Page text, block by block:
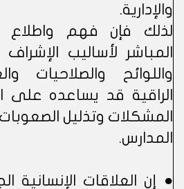
والإدارية.
لذلك فإن فهم واطلاع
المباشر لأساليب
واللوائح والصلاحيات
الراقية قد يساعده
المشكلات وتذليل
المدارس.
● إن العلاقات الإنسانية